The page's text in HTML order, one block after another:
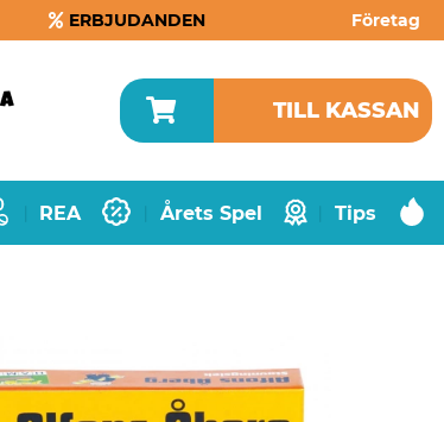
ERBJUDANDEN Företag
TILL KASSAN
REA Årets Spel Tips